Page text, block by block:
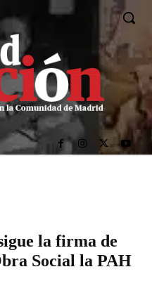
la firma de
Social la PAH